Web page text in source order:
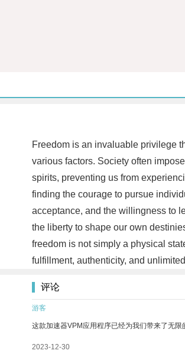
Freedom is an invaluable privilege
various factors. Society often
spirits, preventing us from
finding the courage to pursue
acceptance, and the willingness to
the liberty to shape our own
freedom is not simply a physical
fulfillment, authenticity, and
评论
游客
这款加速器VPM应用程序已经为我们带来了无限
2023-12-30